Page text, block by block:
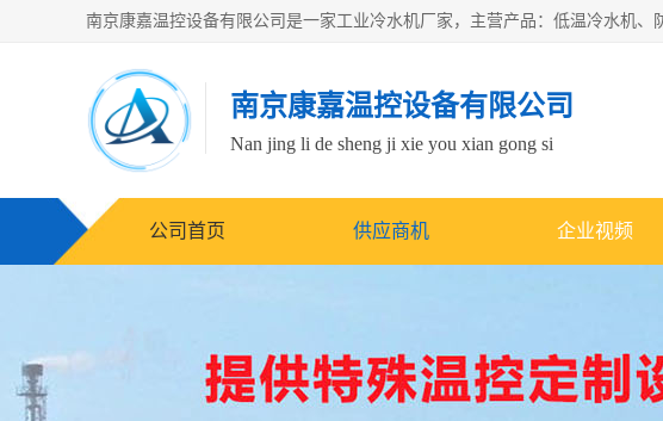
南京康嘉温控设备有限公司
Nan jing li de sheng ji xie you xian gong si
公司首页 供应商机 企业视频